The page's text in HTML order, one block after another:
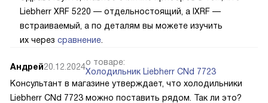
Liebherr XRF 5220 — отдельностоящий, а IXRF —
встраиваемый, а по деталям вы можете изучить
их через сравнение
Андрей20.12.2024о товаре:
Холодильник Liebherr CNd 7723
Консультант в магазине утверждает, что холодильники
Liebherr CNd 7723 можно поставить рядом. Так ли это?